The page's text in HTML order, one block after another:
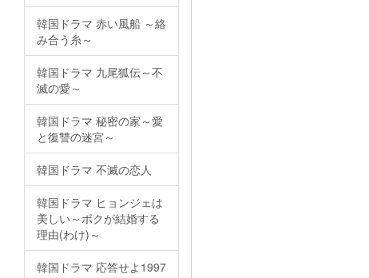
韓国ドラマ 赤い風船 ～絡
み合う糸～
韓国ドラマ 九尾狐伝～不
滅の愛～
韓国ドラマ 秘密の家～愛
と復讐の迷宮～
韓国ドラマ 不滅の恋人
韓国ドラマ ヒョンジェは
美しい～ボクが結婚する
理由(わけ)～
韓国ドラマ 応答せよ1997